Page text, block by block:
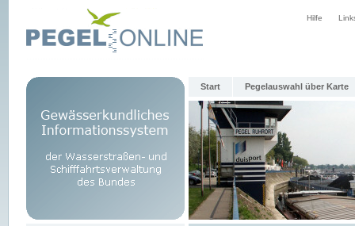
Hilfe
Start Pegelauswahl über Karte